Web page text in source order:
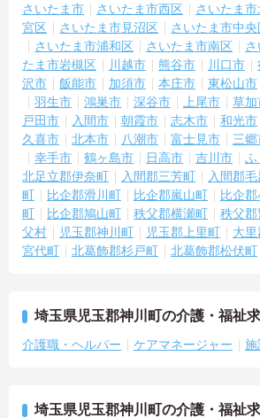
さいたま市 さいたま市西区 さいたま
宮区
さいたま市見沼区 さいたま市中央
さいたま市浦和区
さいたま市南区
たま市岩槻区
川越市 熊谷市 川口市
沢市
飯能市 加須市 本庄市 東松山市
羽生市
鴻巣市 深谷市 上尾市 草加
戸田市
入間市 朝霞市 志木市 和光市
久喜市
北本市 八潮市 富士見市 三郷
幸手市
鶴ヶ島市 日高市 吉川市 ふ
北足立郡伊奈町
入間郡三芳町 入間郡
町
比企郡滑川町 比企郡嵐山町 比企
町
比企郡鳩山町 秩父郡横瀬町 秩父
父村
児玉郡神川町 児玉郡上里町 大
宮代町
北葛飾郡杉戸町 北葛飾郡松伏町
埼玉県児玉郡神川町の介護・福祉
介護職・ヘルパー ケアマネージャー 施
埼玉県児玉郡神川町の介護・福祉